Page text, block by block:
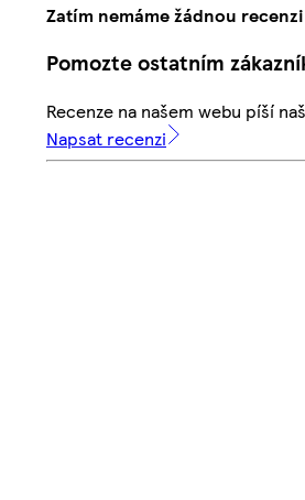
Zatím nemáme žádnou recenzi
Pomozte ostatním
Recenze na našem webu píší
Napsat recenzi